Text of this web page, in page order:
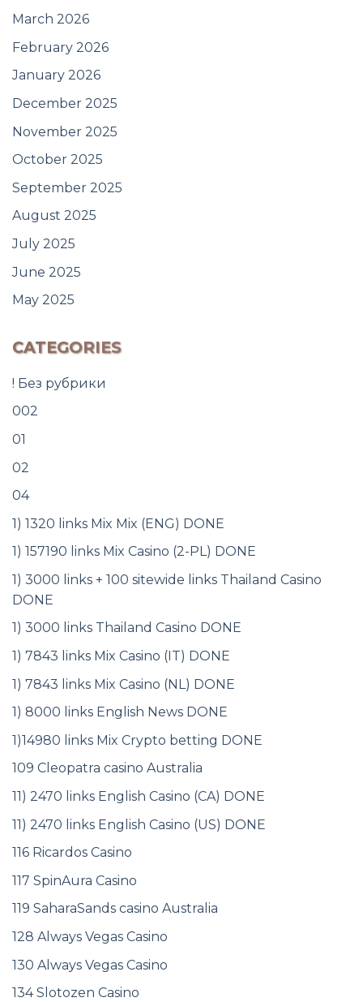
March 2026
February 2026
January 2026
December 2025
November 2025
October 2025
September 2025
August 2025
July 2025
June 2025
May 2025
CATEGORIES
! Без рубрики
002
01
02
04
1) 1320 links Mix Mix (ENG) DONE
1) 157190 links Mix Casino (2-PL) DONE
1) 3000 links + 100 sitewide links Thailand Casino
DONE
1) 3000 links Thailand Casino DONE
1) 7843 links Mix Casino (IT) DONE
1) 7843 links Mix Casino (NL) DONE
1) 8000 links English News DONE
1)14980 links Mix Crypto betting DONE
109 Cleopatra casino Australia
11) 2470 links English Casino (CA) DONE
11) 2470 links English Casino (US) DONE
116 Ricardos Casino
117 SpinAura Casino
119 SaharaSands casino Australia
128 Always Vegas Casino
130 Always Vegas Casino
134 Slotozen Casino